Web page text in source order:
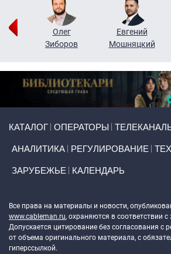
Олег
Зиборов
Евгений
Мошняцкий
КАТАЛОГ ОПЕРАТОРЫ
АНАЛИТИКА РЕГУЛИРОВАНИЕ
ЗАРУБЕЖЬЕ КАЛЕНДАРЬ
Все права на материалы и новости,
www.cableman.ru, охраняются в соответствии
Допускается цитирование без согласования с
от объема оригинального материала, с
гиперссылкой.